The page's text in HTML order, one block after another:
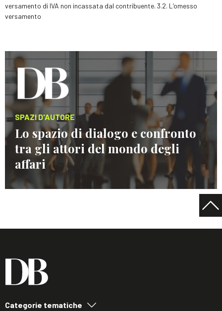
versamento di IVA non incassata dal contribuente. 3.2. L’omesso
versamento
SPAZI D'AUTORE
Lo spazio di dialogo e confronto
tra gli attori del mondo degli
affari
Categorie tematiche